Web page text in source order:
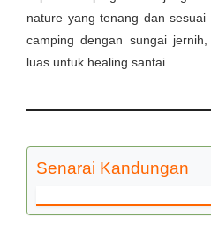
nature yang tenang dan sesuai
camping dengan sungai
luas untuk healing santai.
Senarai Kandungan